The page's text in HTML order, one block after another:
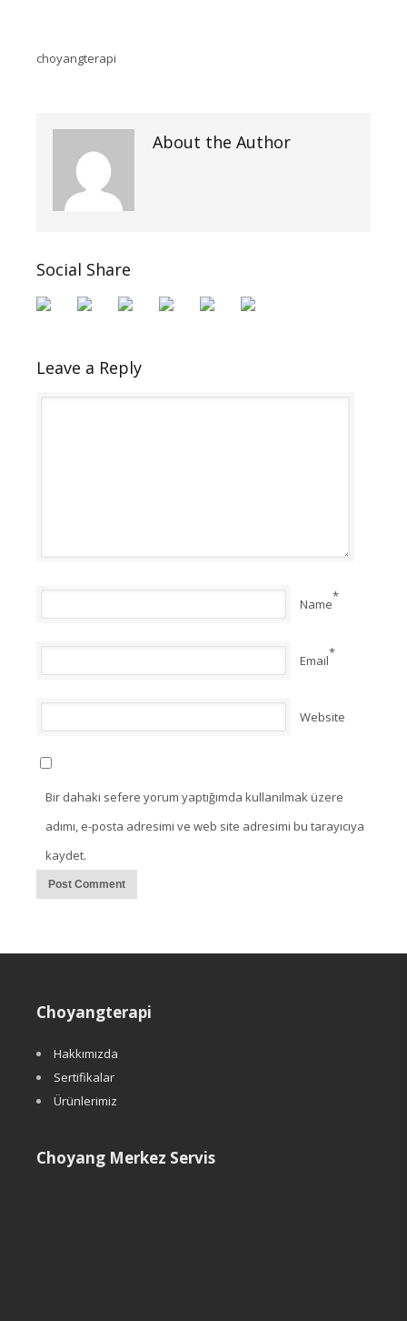
choyangterapi
About the Author
Social Share
Leave a Reply
Name*
Email*
Website
Bir dahaki sefere yorum yaptığımda kullanılmak üzere
adımı, e-posta adresimi ve web site adresimi bu tarayıcıya
kaydet.
Choyangterapi
Hakkımızda
Sertifikalar
Ürünlerimiz
Choyang Merkez Servis